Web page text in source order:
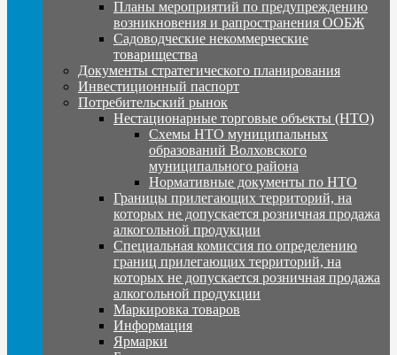
Планы мероприятий по предупреждению
возникновения и рапространения ООБЖ
Садоводческие некоммерческие
товарищества
Документы стратегического планирования
Инвестиционный паспорт
Потребительский рынок
Нестационарные торговые объекты (НТО)
Схемы НТО муниципальных
образований Волховского
муниципального района
Нормативные документы по НТО
Границы прилегающих территорий, на
которых не допускается розничная продажа
алкогольной продукции
Специальная комиссия по определению
границ прилегающих территорий, на
которых не допускается розничная продажа
алкогольной продукции
Маркировка товаров
Информация
Ярмарки